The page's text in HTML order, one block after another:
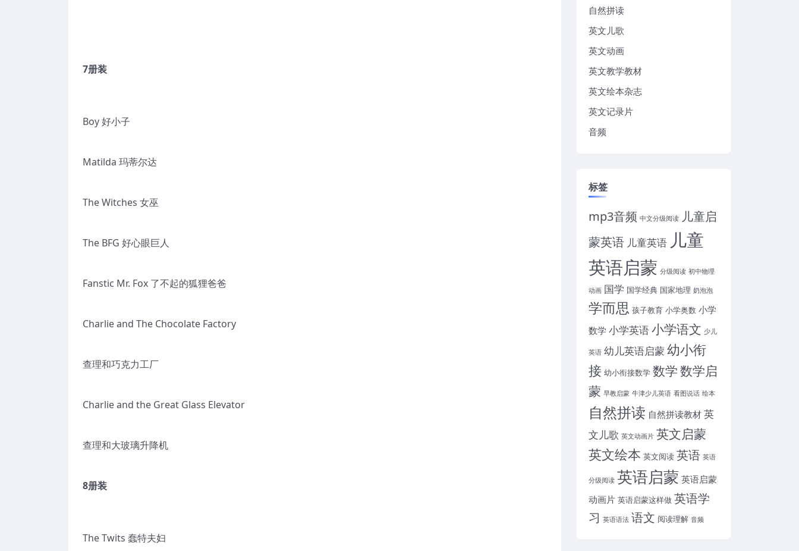
7册装
Boy 好小子
Matilda 玛蒂尔达
The Witches 女巫
The BFG 好心眼巨人
Fanstic Mr. Fox 了不起的狐狸爸爸
Charlie and The Chocolate Factory
查理和巧克力工厂
Charlie and the Great Glass Elevator
查理和大玻璃升降机
8册装
The Twits 蠢特夫妇
自然拼读
英文儿歌
英文动画
英文教学教材
英文绘本杂志
英文记录片
音频
标签
mp3音频 中文分级阅读 儿童启
蒙英语 儿童英语 儿童
英语启蒙 分级阅读 初中物理
动画 国学 国学经典 国家地理 奶泡泡
学而思 孩子教育 小学奥数 小学
数学 小学英语小学语文 少儿
英语 幼儿英语启蒙幼小衔
接 幼小衔接数学 数学数学启
蒙 早教启蒙 牛津少儿英语 看图说话 绘本
自然拼读 自然拼读教材英
文儿歌 英文动画片 英文启蒙
英文绘本 英文阅读 英语 英语
分级阅读 英语启蒙 英语启蒙
动画片 英语启蒙这样做 英语学
习 英语语法 语文 阅读理解 音频